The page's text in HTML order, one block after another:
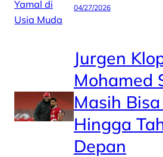
04/27/2026
Jurgen
Mohamed
Masih
Hingga
Depan